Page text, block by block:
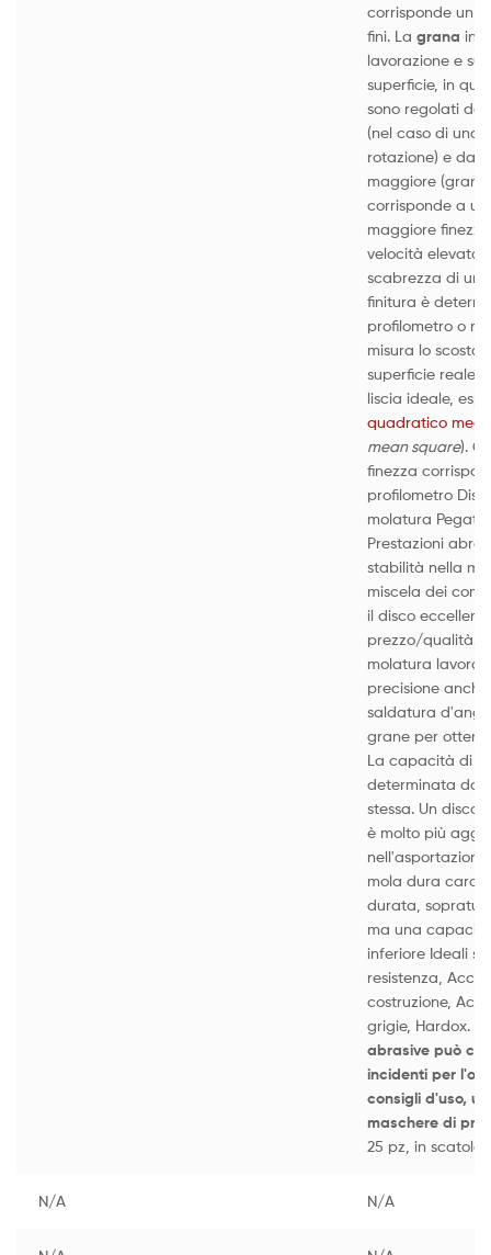
corrisponde un
fini. La grana
lavorazione e
superficie, in
sono regolati
(nel caso di una
rotazione) e
maggiore (grani
corrisponde a
maggiore
velocità elevata
scabrezza di
finitura è
profilometro o
misura lo
superficie reale
liscia ideale,
quadratico
mean square).
finezza
profilometro
molatura
Prestazioni
stabilità nella
miscela dei
il disco
prezzo/qualità.
molatura
precisione
saldatura
grane per
La capacità di
determinata
stessa. Un disco
è molto più
mola dura
durata,
ma una
inferiore Ideali
resistenza,
costruzione,
grigie, Hardox.
abrasive può
incidenti per
consigli d'uso,
maschere di
25 pz, in scatole
N/A N/A